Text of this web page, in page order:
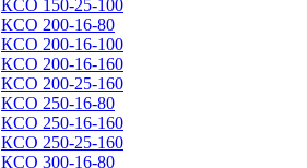
КСО 150-25-100
КСО 200-16-80
КСО 200-16-100
КСО 200-16-160
КСО 200-25-160
КСО 250-16-80
КСО 250-16-160
КСО 250-25-160
КСО 300-16-80